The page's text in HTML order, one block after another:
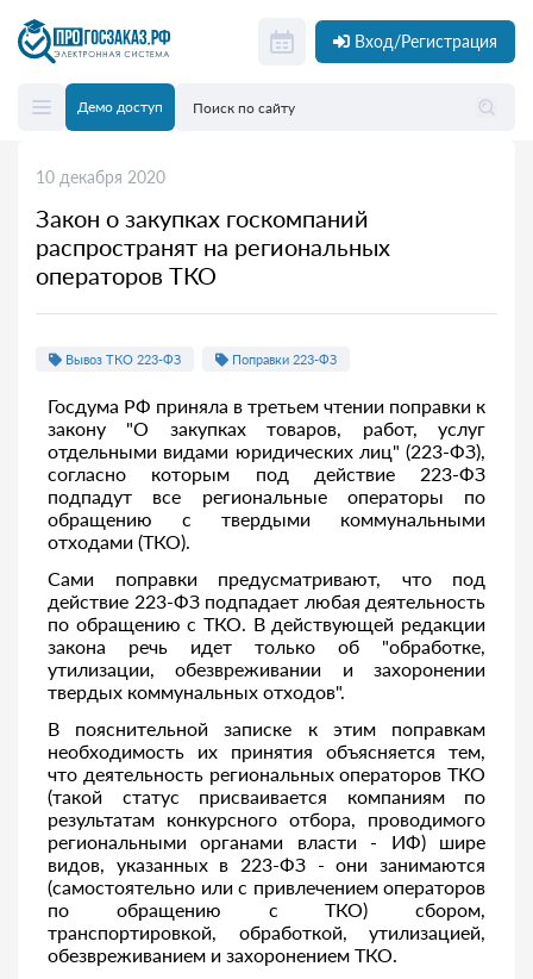
Вход/Регистрация
Демо доступ
10 декабря 2020
Закон о закупках госкомпаний
распространят на региональных
операторов ТКО
Вывоз ТКО 223-ФЗ Поправки 223-ФЗ
Госдума РФ приняла в третьем чтении поправки к
закону "О закупках товаров, работ, услуг
отдельными видами юридических лиц" (223-ФЗ),
согласно которым под действие 223-ФЗ
подпадут все региональные операторы по
обращению с твердыми коммунальными
отходами (ТКО).
Сами поправки предусматривают, что под
действие 223-ФЗ подпадает любая деятельность
по обращению с ТКО. В действующей редакции
закона речь идет только об "обработке,
утилизации, обезвреживании и захоронении
твердых коммунальных отходов".
В пояснительной записке к этим поправкам
необходимость их принятия объясняется тем,
что деятельность региональных операторов ТКО
(такой статус присваивается компаниям по
результатам конкурсного отбора, проводимого
региональными органами власти - ИФ) шире
видов, указанных в 223-ФЗ - они занимаются
(самостоятельно или с привлечением операторов
по обращению с ТКО) сбором,
транспортировкой, обработкой, утилизацией,
обезвреживанием и захоронением ТКО.